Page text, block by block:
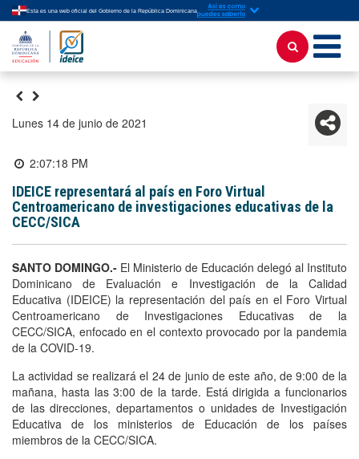
Esta es una web oficial del Gobierno de la República Dominicana
lunes 14 de junio de 2021
2:07:18 PM
IDEICE representará al país en Foro Virtual
Centroamericano de investigaciones educativas de la
CECC/SICA
SANTO DOMINGO.- El Ministerio de Educación delegó al Instituto
Dominicano de Evaluación e Investigación de la Calidad
Educativa (IDEICE) la representación del país en el Foro Virtual
Centroamericano de Investigaciones Educativas de la
CECC/SICA, enfocado en el contexto provocado por la pandemia
de la COVID-19.
La actividad se realizará el 24 de junio de este año, de 9:00 de la
mañana, hasta las 3:00 de la tarde. Está dirigida a funcionarios
de las direcciones, departamentos o unidades de Investigación
Educativa de los ministerios de Educación de los países
miembros de la CECC/SICA.